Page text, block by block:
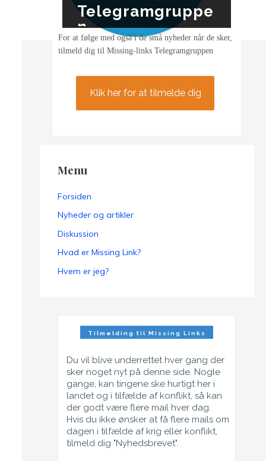
Telegramgruppe
n
For at følge med også i de små nyheder når de sker,
tilmeld dig til Missing-links Telegramgruppen
Klik her for at tilmelde dig
Menu
Forsiden
Nyheder og artikler
Diskussion
Hvad er Missing Link?
Hvem er jeg?
Du vil blive underrettet hver gang der
sker noget nyt på denne side. Nogle
gange, kan tingene ske hurtigt her i
landet og i tilfælde af konflikt, så kan
der godt være flere mail hver dag.
Hvis du ikke ønsker at få flere mails om
dagen i tilfælde af krig eller konflikt,
tilmeld dig "Nyhedsbrevet".
Tilmelding til Missing Links